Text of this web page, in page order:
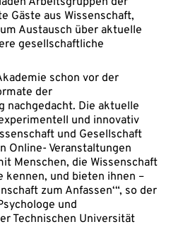
Gäste aus Wissenschaft,
Austausch über aktuelle
gesellschaftliche
schon vor der
der
nachgedacht. Die aktuelle
und innovativ
und Gesellschaft
Online- Veranstaltungen
Menschen, die Wissenschaft
kennen, und bieten ihnen –
zum Anfassen‘“, so der
und
Technischen Universität